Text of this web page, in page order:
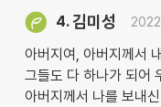
4.김미성
아버지여, 아버지께서
그들도 다 하나가 되어
아버지께서 나를 보내